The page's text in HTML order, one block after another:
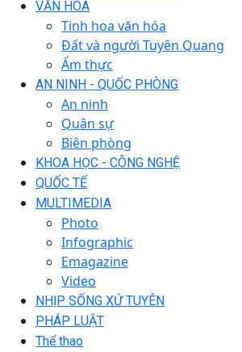
VĂN HÓA
Tinh hoa văn hóa
Đất và người Tuyên Quang
Ẩm thực
AN NINH - QUỐC PHÒNG
An ninh
Quân sự
Biên phòng
KHOA HỌC - CÔNG NGHỆ
QUỐC TẾ
MULTIMEDIA
Photo
Infographic
Emagazine
Video
NHỊP SỐNG XỨ TUYÊN
PHÁP LUẬT
Thể thao